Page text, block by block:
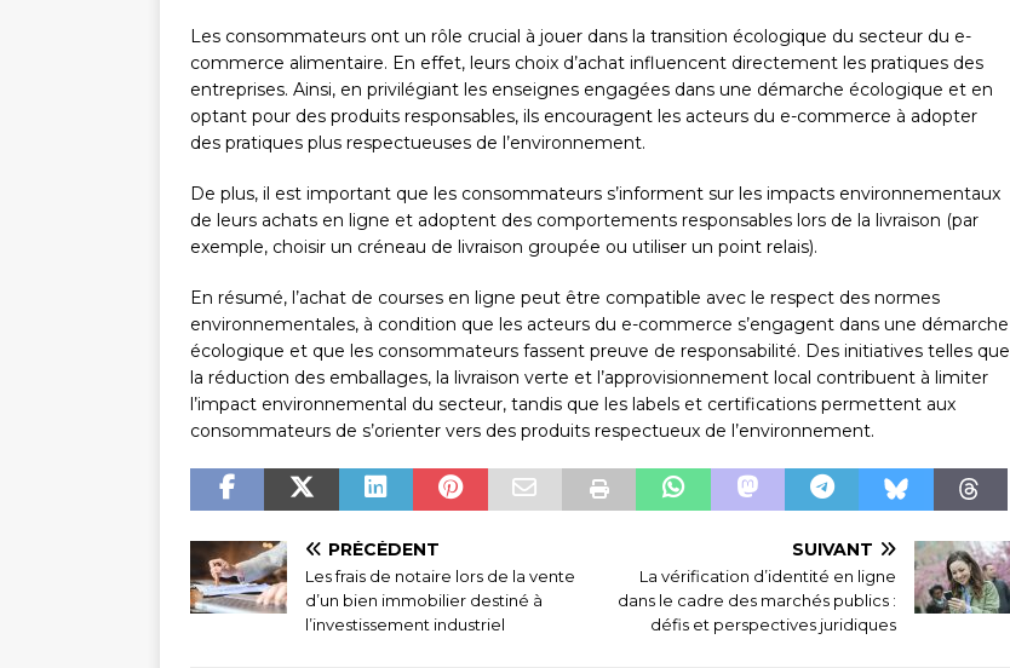
Les consommateurs ont un rôle crucial à jouer dans la transition écologique du secteur du e-
commerce alimentaire. En effet, leurs choix d’achat influencent directement les pratiques des
entreprises. Ainsi, en privilégiant les enseignes engagées dans une démarche écologique et en
optant pour des produits responsables, ils encouragent les acteurs du e-commerce à adopter
des pratiques plus respectueuses de l’environnement.
De plus, il est important que les consommateurs s’informent sur les impacts environnementaux
de leurs achats en ligne et adoptent des comportements responsables lors de la livraison (par
exemple, choisir un créneau de livraison groupée ou utiliser un point relais).
En résumé, l’achat de courses en ligne peut être compatible avec le respect des normes
environnementales, à condition que les acteurs du e-commerce s’engagent dans une démarche
écologique et que les consommateurs fassent preuve de responsabilité. Des initiatives telles que
la réduction des emballages, la livraison verte et l’approvisionnement local contribuent à limiter
l’impact environnemental du secteur, tandis que les labels et certifications permettent aux
consommateurs de s’orienter vers des produits respectueux de l’environnement.
PRÉCÉDENT
Les frais de notaire lors de la vente
d’un bien immobilier destiné à
l’investissement industriel
SUIVANT
La vérification d’identité en ligne
dans le cadre des marchés publics :
défis et perspectives juridiques